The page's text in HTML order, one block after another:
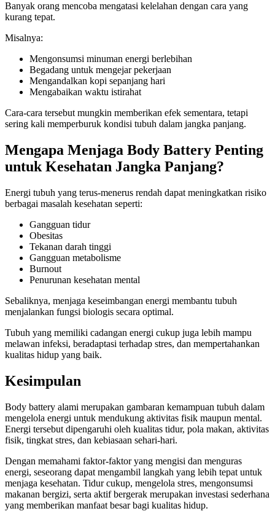
Banyak orang mencoba mengatasi kelelahan dengan cara yang
kurang tepat.
Misalnya:
Mengonsumsi minuman energi berlebihan
Begadang untuk mengejar pekerjaan
Mengandalkan kopi sepanjang hari
Mengabaikan waktu istirahat
Cara-cara tersebut mungkin memberikan efek sementara, tetapi
sering kali memperburuk kondisi tubuh dalam jangka panjang.
Mengapa Menjaga Body Battery Penting
untuk Kesehatan Jangka Panjang?
Energi tubuh yang terus-menerus rendah dapat meningkatkan risiko
berbagai masalah kesehatan seperti:
Gangguan tidur
Obesitas
Tekanan darah tinggi
Gangguan metabolisme
Burnout
Penurunan kesehatan mental
Sebaliknya, menjaga keseimbangan energi membantu tubuh
menjalankan fungsi biologis secara optimal.
Tubuh yang memiliki cadangan energi cukup juga lebih mampu
melawan infeksi, beradaptasi terhadap stres, dan mempertahankan
kualitas hidup yang baik.
Kesimpulan
Body battery alami merupakan gambaran kemampuan tubuh dalam
mengelola energi untuk mendukung aktivitas fisik maupun mental.
Energi tersebut dipengaruhi oleh kualitas tidur, pola makan, aktivitas
fisik, tingkat stres, dan kebiasaan sehari-hari.
Dengan memahami faktor-faktor yang mengisi dan menguras
energi, seseorang dapat mengambil langkah yang lebih tepat untuk
menjaga kesehatan. Tidur cukup, mengelola stres, mengonsumsi
makanan bergizi, serta aktif bergerak merupakan investasi sederhana
yang memberikan manfaat besar bagi kualitas hidup.